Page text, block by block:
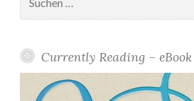
nach:
Currently Reading – eBook